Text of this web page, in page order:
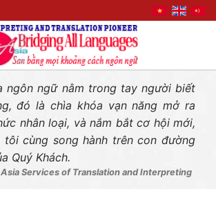
ngôn ngữ nằm trong tay người biết
đó là chìa khóa vạn năng mở ra
nhân loại, và nắm bắt cơ hội mới,
tôi cùng song hành trên con đường
Quý Khách.
Services of Translation and Interpreting